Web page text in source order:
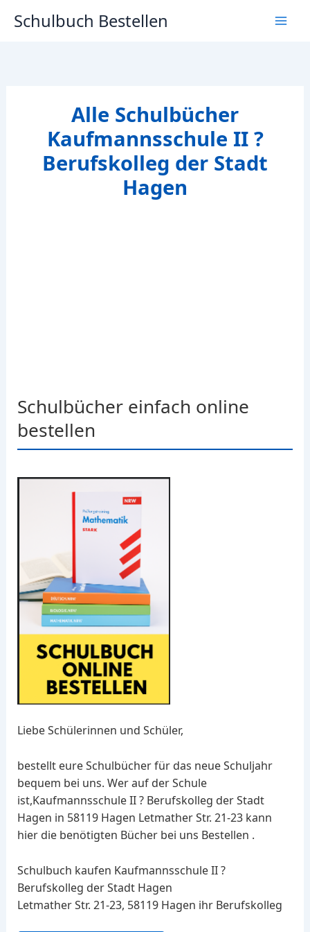
InhaltSchulbuch Bestellen
Alle Schulbücher
Kaufmannsschule II ?
Berufskolleg der Stadt
Hagen
Schulbücher einfach online
bestellen
Liebe Schülerinnen und Schüler,
bestellt eure Schulbücher für das neue Schuljahr
bequem bei uns. Wer auf der Schule
ist,Kaufmannsschule II ? Berufskolleg der Stadt
Hagen in 58119 Hagen Letmather Str. 21-23 kann
hier die benötigten Bücher bei uns Bestellen .
Schulbuch kaufen Kaufmannsschule II ?
Berufskolleg der Stadt Hagen
Letmather Str. 21-23, 58119 Hagen ihr Berufskolleg